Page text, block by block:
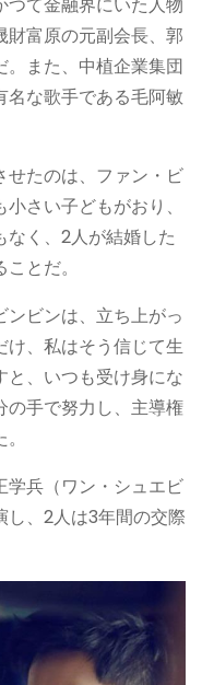
財富原の元副会長、郭
また、中植企業集団
名な歌手である毛阿敏
せたのは、ファン・ビ
さい子どもがおり、
く、2人が結婚した
とだ。
ビンは、立ち上がっ
け、私はそう信じて生
と、いつも受け身にな
の手で努力し、主導権
学兵（ワン・シュエビ
し、2人は3年間の交際